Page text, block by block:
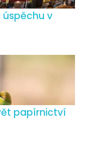
úspěchu v
papírnictví